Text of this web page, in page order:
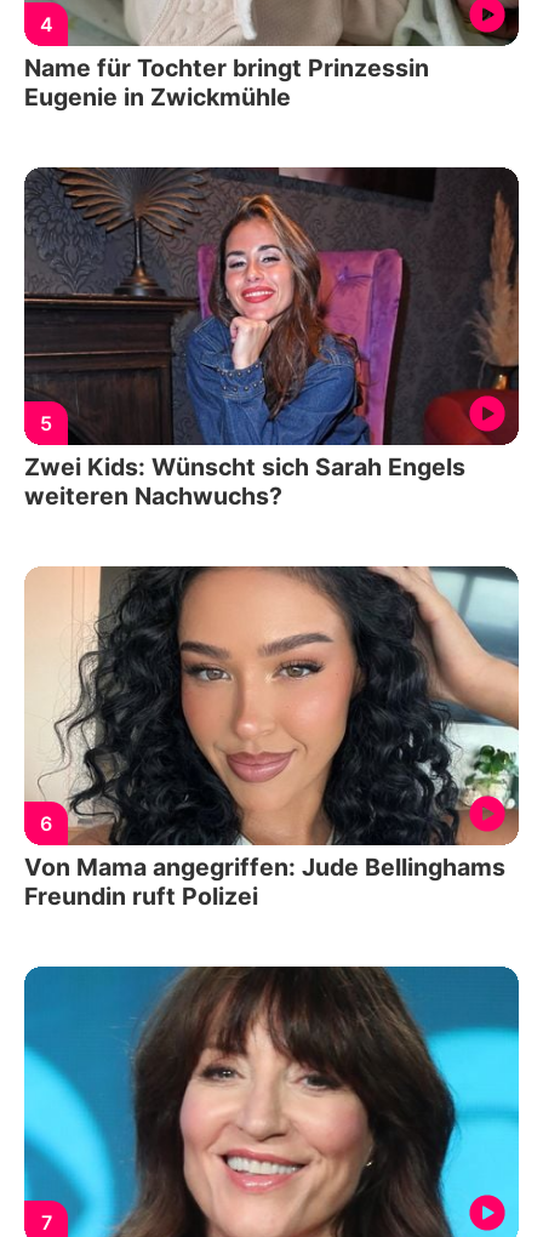
4
Name für Tochter bringt Prinzessin
Eugenie in Zwickmühle
5
Zwei Kids: Wünscht sich Sarah Engels
weiteren Nachwuchs?
6
Von Mama angegriffen: Jude Bellinghams
Freundin ruft Polizei
7